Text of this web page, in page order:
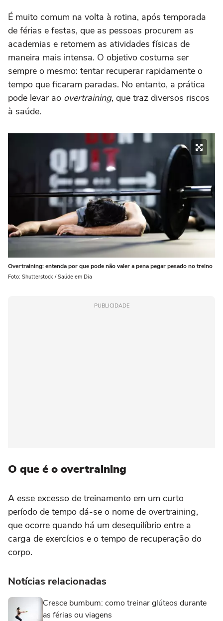
É muito comum na volta à rotina, após temporada
de férias e festas, que as pessoas procurem as
academias e retomem as atividades físicas de
maneira mais intensa. O objetivo costuma ser
sempre o mesmo: tentar recuperar rapidamente o
tempo que ficaram paradas. No entanto, a prática
pode levar ao overtraining, que traz diversos riscos
à saúde.
Overtraining: entenda por que pode não valer a pena pegar pesado no treino
Foto: Shutterstock / Saúde em Dia
PUBLICIDADE
O que é o overtraining
A esse excesso de treinamento em um curto
período de tempo dá-se o nome de overtraining,
que ocorre quando há um desequilíbrio entre a
carga de exercícios e o tempo de recuperação do
corpo.
Notícias relacionadas
Cresce bumbum: como treinar glúteos durante
as férias ou viagens